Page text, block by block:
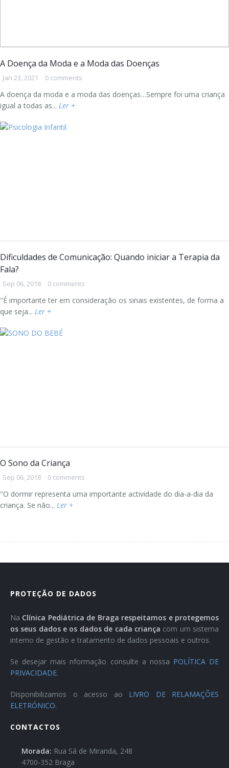
A Doença da Moda e a Moda das Doenças
Jan 23, 2021 0 comments
A doença da moda e a moda das doenças…Sempre foi uma criança
igual a todas as... Ler +
Dificuldades de Comunicação: Quando iniciar a Terapia da
Fala?
Sep 06, 2018 0 comments
"É importante ter em consideração os sinais existentes, de forma a
que seja... Ler +
O Sono da Criança
Sep 06, 2018 0 comments
"O dormir representa uma importante actividade do dia-a-dia da
criança. Se não... Ler +
PROTEÇÃO DE DADOS
Na Clínica Pediátrica de Braga respeitamos e protegemos
os seus dados e os dados de cada criança com um sistema
interno de gestão e tratamento de dados pessoais e outros.
Se desejar mais nformação consulte a nossa POLÍTICA DE
PRIVACIDADE.
Disponibilizamos o acesso ao LIVRO DE RELAMAÇÕES
ELETRÓNICO.
CONTACTOS
Morada: Rua Sá de Miranda, 248
4700-352 Braga